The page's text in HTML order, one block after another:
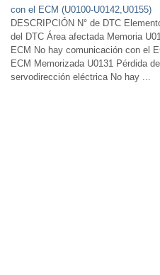
con el ECM (U0100-U0142,U0155)
DESCRIPCIÓN N° de DTC
del DTC Área afectada Memoria
ECM No hay comunicación con el
ECM Memorizada U0131 Pérdida
servodirección eléctrica No hay ...